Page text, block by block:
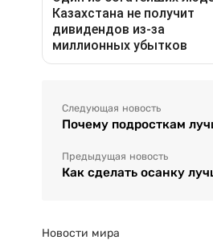
Следующая новость
Почему подросткам
Предыдущая новость
Как сделать осанку
Новости мира